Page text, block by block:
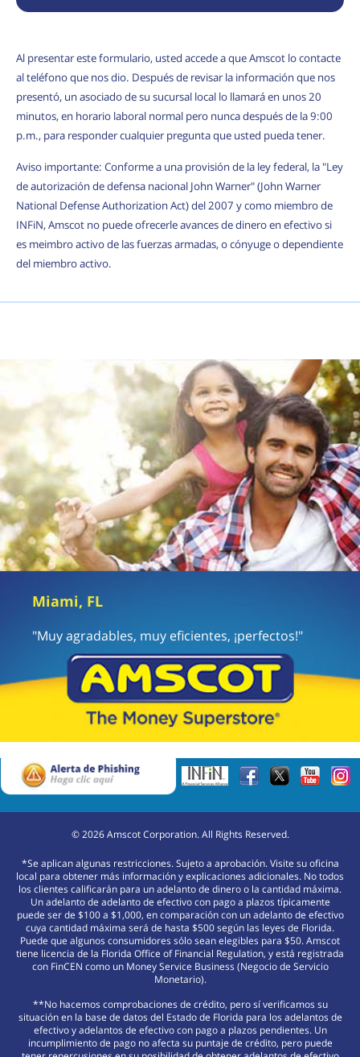
Al presentar este formulario, usted accede a que Amscot lo contacte
al teléfono que nos dio. Después de revisar la información que nos
presentó, un asociado de su sucursal local lo llamará en unos 20
minutos, en horario laboral normal pero nunca después de la 9:00
p.m., para responder cualquier pregunta que usted pueda tener.
Aviso importante: Conforme a una provisión de la ley federal, la "Ley
de autorización de defensa nacional John Warner" (John Warner
National Defense Authorization Act) del 2007 y como miembro de
INFiN, Amscot no puede ofrecerle avances de dinero en efectivo si
es meimbro activo de las fuerzas armadas, o cónyuge o dependiente
del miembro activo.
Miami, FL
"Muy agradables, muy eficientes, ¡perfectos!"
©2026Amscot Corporation. All Rights Reserved.
*Se aplican algunas restricciones. Sujeto a aprobación. Visite su oficina
local para obtener más información y explicaciones adicionales. No todos
los clientes calificarán para un adelanto de dinero o la cantidad máxima.
Un adelanto de adelanto de efectivo con pago a plazos típicamente
puede ser de $100 a $1,000, en comparación con un adelanto de efectivo
cuya cantidad máxima será de hasta $500 según las leyes de Florida.
Puede que algunos consumidores sólo sean elegibles para $50. Amscot
tiene licencia de la Florida Office of Financial Regulation, y está registrada
con FinCEN como un Money Service Business (Negocio de Servicio
Monetario).
**No hacemos comprobaciones de crédito, pero sí verificamos su
situación en la base de datos del Estado de Florida para los adelantos de
efectivo y adelantos de efectivo con pago a plazos pendientes. Un
incumplimiento de pago no afecta su puntaje de crédito, pero puede